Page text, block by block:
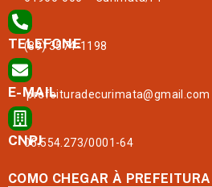
TELEFONE
(89) 3574-1198
E-MAIL
prefeituradecurimata@gmail.com
CNPJ
06.554.273/0001-64
COMO CHEGAR À PREFEITURA